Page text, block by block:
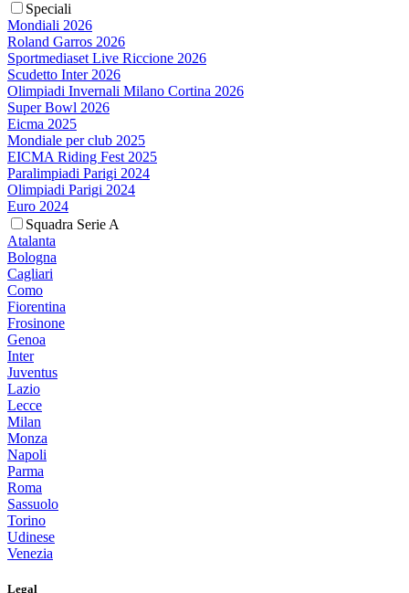
Speciali
Mondiali 2026
Roland Garros 2026
Sportmediaset Live Riccione 2026
Scudetto Inter 2026
Olimpiadi Invernali Milano Cortina 2026
Super Bowl 2026
Eicma 2025
Mondiale per club 2025
EICMA Riding Fest 2025
Paralimpiadi Parigi 2024
Olimpiadi Parigi 2024
Euro 2024
Squadra Serie A
Atalanta
Bologna
Cagliari
Como
Fiorentina
Frosinone
Genoa
Inter
Juventus
Lazio
Lecce
Milan
Monza
Napoli
Parma
Roma
Sassuolo
Torino
Udinese
Venezia
Legal